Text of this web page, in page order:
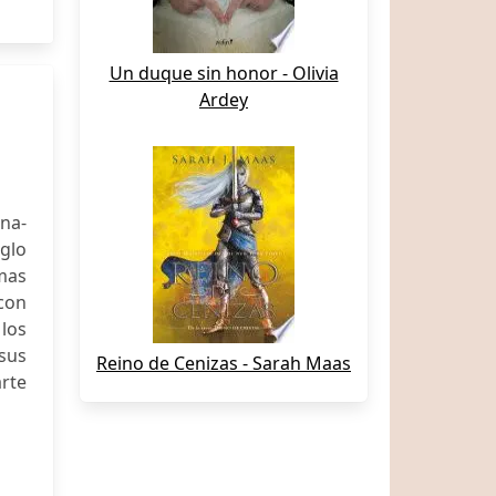
Un duque sin honor - Olivia
Ardey
Reino de Cenizas - Sarah Maas